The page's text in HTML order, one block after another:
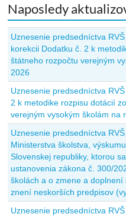
Naposledy
Uznesenie predsedníctva
korekcii Dodatku č. 2 k
štátneho rozpočtu verejným
2026
Uznesenie predsedníctva
2 k metodike rozpisu dotácií
verejným vysokým školám na
Uznesenie predsedníctva
Ministerstva školstva,
Slovenskej republiky, ktorou
ustanovenia zákona č. 300/
školách a o zmene a
znení neskorších predpisov
Uznesenie predsedníctva